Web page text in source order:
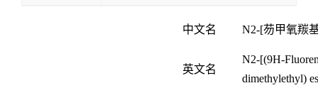
中文名 N2-[芴甲氧羰
英文名
N2-[(9H-
dimethylethyl)